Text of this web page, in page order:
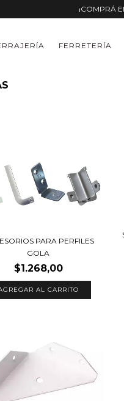
¡COMPRÁ
FERRETERÍA
PARA PERFILES
GOLA
$1.268,00
AL CARRITO